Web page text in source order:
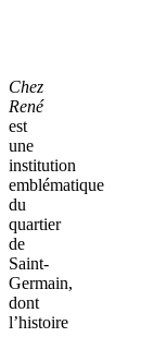
Chez
René
est
une
institution
emblématique
du
quartier
de
Saint-
Germain,
dont
l’histoire